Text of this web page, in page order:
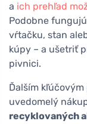
a ich prehľad
Podobne
vŕtačku, stan
kúpy – a ušetriť
pivnici.
Ďalším
uvedomelý
recyklovaných